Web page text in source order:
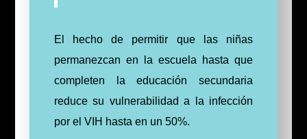
El hecho de permitir que las niñas
permanezcan en la escuela hasta que
completen la educación secundaria
reduce su vulnerabilidad a la infección
por el VIH hasta en un 50%.